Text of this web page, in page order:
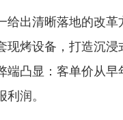
出清晰落地的改
烤设备，打造沉
凸显：客单价从
润。